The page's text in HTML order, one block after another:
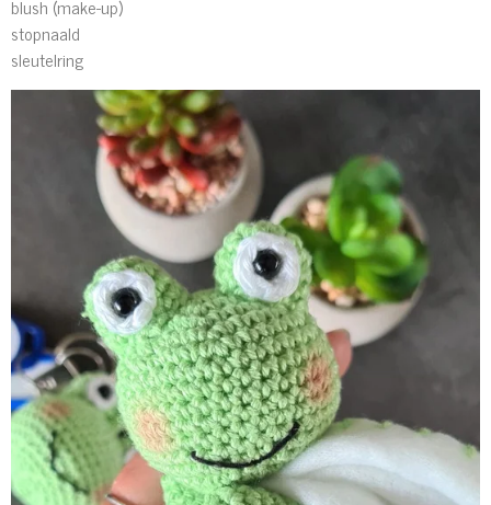
blush (make-up)
stopnaald
sleutelring